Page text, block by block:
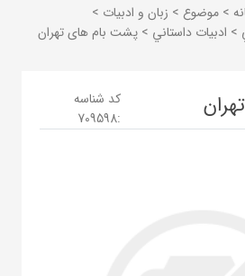
> موضوع > زبان و ادبيات >
> ادبيات داستاني > پشت بام های تهران
کد شناسه
:
709598